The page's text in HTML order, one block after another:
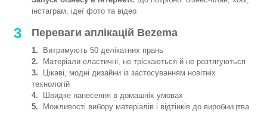
інстаграм, ідеї фото та відео
3 Переваги аплікацій Bezema
1. Витримують 50 делікатних прань
2. Матеріали еластичні, не тріскаються й не розтягуються
3. Цікаві, модні дизайни із застосуванням новітніх
технологій
4. Швидке нанесення в домашніх умовах
5. Можливості вибору матеріалів і відтінків до виробництва